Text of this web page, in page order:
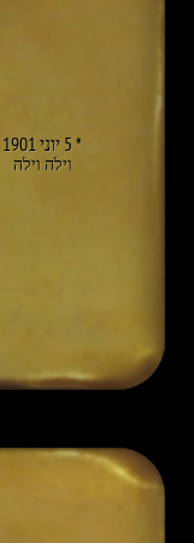
* 5 יוני 1901
וילה וילה